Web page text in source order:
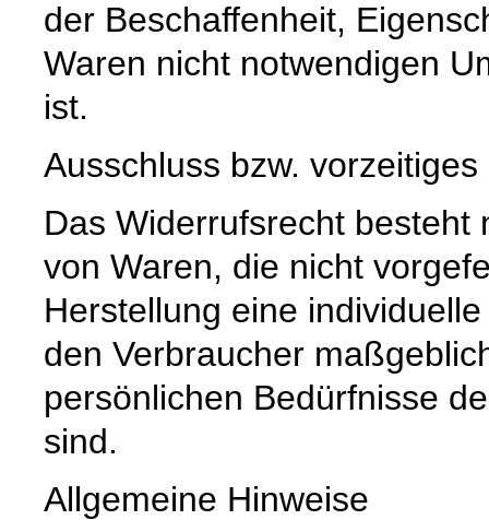
der Beschaffenheit,
Waren nicht notwendigen
ist.
Ausschluss bzw.
Das Widerrufsrecht besteht
von Waren, die nicht
Herstellung eine
den Verbraucher
persönlichen Bedürfnisse
sind.
Allgemeine Hinweise